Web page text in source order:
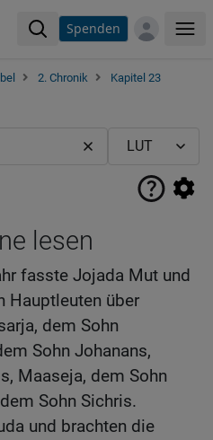
Spenden
2. Chronik
Kapitel 23
lesen
fasste Jojada Mut und
Hauptleuten über
dem Sohn
Sohn Johanans,
Maaseja, dem Sohn
Sohn Sichris.
und brachten die